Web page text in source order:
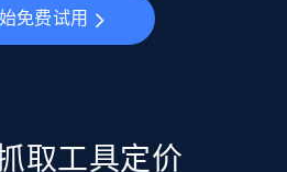
Posts count, Is
account, Is
免费试用
取工具定价